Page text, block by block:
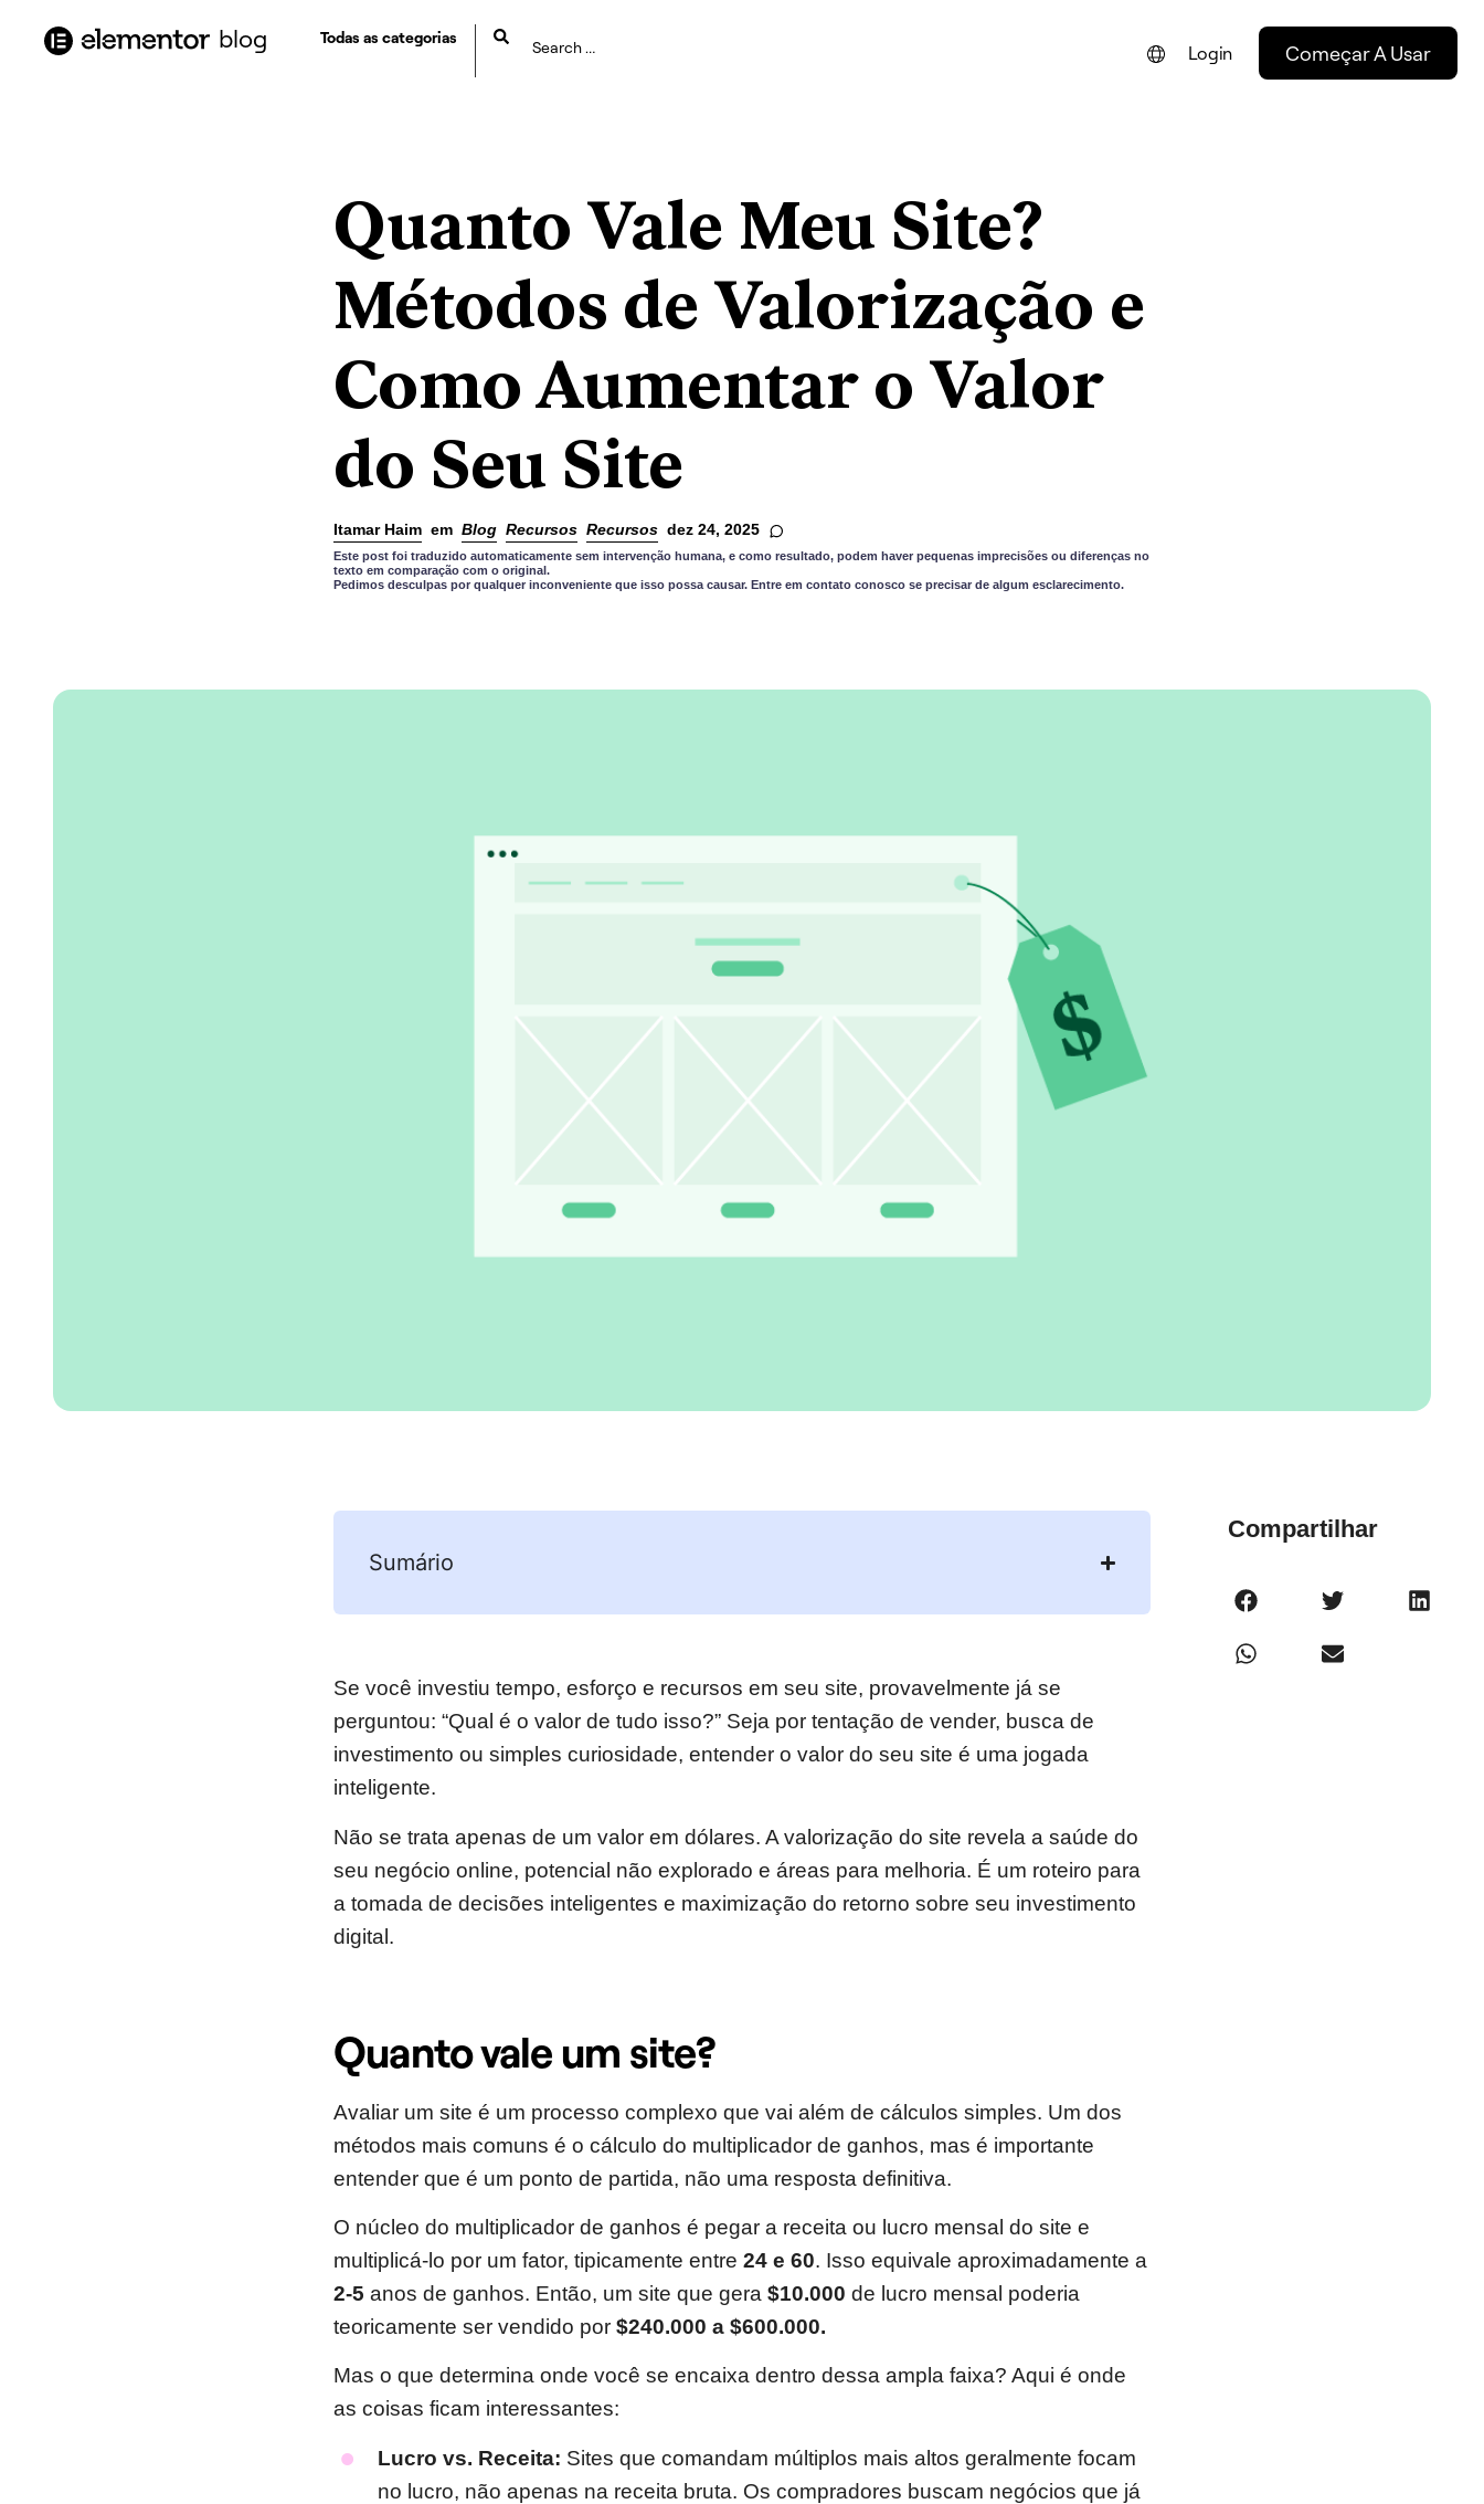
conteúdo
blog Todas as categorias
ESPAÑOL
Login Começar A Usar
Quanto Vale Meu Site?
Métodos de Valorização e
Como Aumentar o Valor
do Seu Site
Itamar Haim em Blog Recursos Recursos dez 24, 2025
Este post foi traduzido automaticamente sem intervenção humana, e como resultado, podem haver pequenas imprecisões ou diferenças no
texto em comparação com o original.
Pedimos desculpas por qualquer inconveniente que isso possa causar. Entre em contato conosco se precisar de algum esclarecimento.
Sumário
Se você investiu tempo, esforço e recursos em seu site, provavelmente já se
perguntou: “Qual é o valor de tudo isso?” Seja por tentação de vender, busca de
investimento ou simples curiosidade, entender o valor do seu site é uma jogada
inteligente.
Não se trata apenas de um valor em dólares. A valorização do site revela a saúde do
seu negócio online, potencial não explorado e áreas para melhoria. É um roteiro para
a tomada de decisões inteligentes e maximização do retorno sobre seu investimento
digital.
Quanto vale um site?
Avaliar um site é um processo complexo que vai além de cálculos simples. Um dos
métodos mais comuns é o cálculo do multiplicador de ganhos, mas é importante
entender que é um ponto de partida, não uma resposta definitiva.
O núcleo do multiplicador de ganhos é pegar a receita ou lucro mensal do site e
multiplicá-lo por um fator, tipicamente entre 24 e 60. Isso equivale aproximadamente a
2-5 anos de ganhos. Então, um site que gera $10.000 de lucro mensal poderia
teoricamente ser vendido por $240.000 a $600.000.
Mas o que determina onde você se encaixa dentro dessa ampla faixa? Aqui é onde
as coisas ficam interessantes:
Lucro vs. Receita: Sites que comandam múltiplos mais altos geralmente focam
no lucro, não apenas na receita bruta. Os compradores buscam negócios que já
Compartilhar